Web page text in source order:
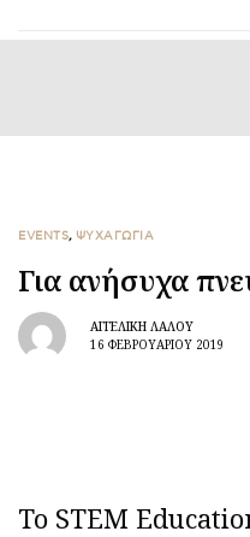
EVENTS, ΨΥΧΑΓΩΓΙΑ
Για ανήσυχα
ΑΓΓΕΛΙΚΉ ΛΆΛΟΥ
16 ΦΕΒΡΟΥΑΡΊΟΥ 2019
Το STEM